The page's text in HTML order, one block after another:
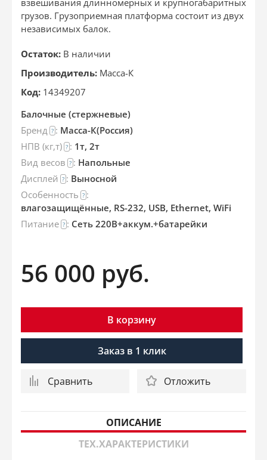
взвешивания длинномерных и крупногабаритных
грузов. Грузоприемная платформа состоит из двух
независимых балок.
Остаток: В наличии
Производитель: Масса-К
Код: 14349207
Балочные (стержневые)
Бренд ? : Масса-К(Россия)
НПВ (кг,т) ? : 1т, 2т
Вид весов ? : Напольные
Дисплей ? : Выносной
Особенность ? :
влагозащищённые, RS-232, USB, Ethernet, WiFi
Питание ? : Сеть 220В+аккум.+батарейки
56 000 руб.
В корзину
Заказ в 1 клик
Сравнить Отложить
ОПИСАНИЕ
ТЕХ.ХАРАКТЕРИСТИКИ